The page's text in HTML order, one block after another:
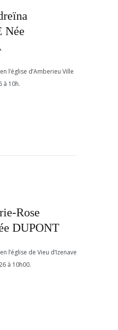
Née
l’église d’Amberieu Ville
à 10h.
Rose
DUPONT
l’église de Vieu d’Izenave
à 10h00.